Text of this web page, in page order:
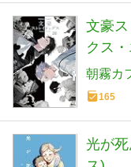
文豪
クス
朝霧カ
165
光が